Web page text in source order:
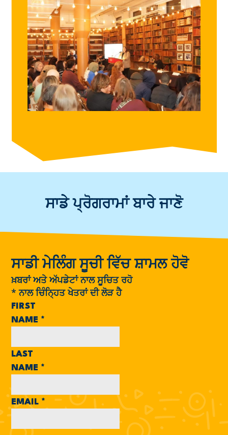
ਸਾਡੇ ਪ੍ਰੋਗਰਾਮਾਂ ਬਾਰੇ ਜਾਣੋ
ਸਾਡੀ ਮੇਲਿੰਗ ਸੂਚੀ ਵਿੱਚ ਸ਼ਾਮਲ ਹੋਵੋ
ਖ਼ਬਰਾਂ ਅਤੇ ਅੱਪਡੇਟਾਂ ਨਾਲ ਸੂਚਿਤ ਰਹੋ
* ਨਾਲ ਚਿੰਨ੍ਹਿਤ ਖੇਤਰਾਂ ਦੀ ਲੋੜ ਹੈ
FIRST
NAME *
LAST
NAME *
EMAIL *